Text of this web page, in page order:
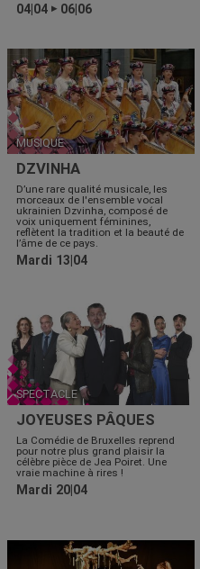
04|04 ▶ 06|06
MUSIQUE
DZVINHA
D’une rare qualité musicale, les
morceaux de l'ensemble vocal
ukrainien Dzvinha, composé de
voix uniquement féminines,
reflètent la tradition et la beauté de
l’âme de ce pays.
Mardi 13|04
SPECTACLE
JOYEUSES PÂQUES
La Comédie de Bruxelles reprend
pour notre plus grand plaisir la
célèbre pièce de Jea Poiret. Une
vraie machine à rires !
Mardi 20|04